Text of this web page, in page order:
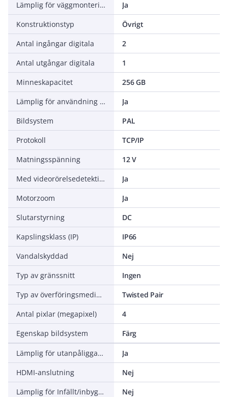
Lämplig för väggmontering
Ja
Konstruktionstyp
Övrigt
Antal ingångar digitala
2
Antal utgångar digitala
1
Minneskapacitet
256 GB
Lämplig för användning utomhus
Ja
Bildsystem
PAL
Protokoll
TCP/IP
Matningsspänning
12 V
Med videorörelsedetektion (VMD)
Ja
Motorzoom
Ja
Slutarstyrning
DC
Kapslingsklass (IP)
IP66
Vandalskyddad
Nej
Typ av gränssnitt
Ingen
Typ av överföringsmedium
Twisted Pair
Antal pixlar (megapixel)
4
Egenskap bildsystem
Färg
Lämplig för utanpåliggande montage
Ja
HDMI-anslutning
Nej
Lämplig för Infällt/inbyggt montage
Nej